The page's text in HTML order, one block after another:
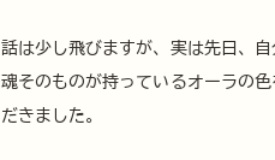
話は少し飛びますが、実は先日、
魂そのものが持っているオーラの
だきました。